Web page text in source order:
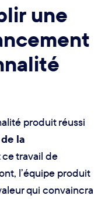
une
produit réussi
la
travail de
l’équipe produit
qui convaincra